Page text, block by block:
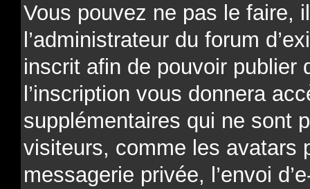
Vous pouvez ne pas le faire,
l’administrateur du forum
inscrit afin de pouvoir publier
l’inscription vous donnera
supplémentaires qui ne sont
visiteurs, comme les avatars
messagerie privée, l’envoi